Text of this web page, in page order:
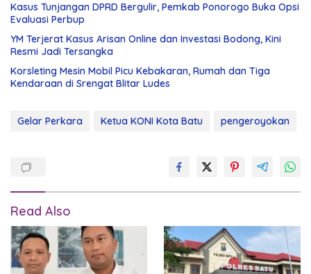
Kasus Tunjangan DPRD Bergulir, Pemkab Ponorogo Buka Opsi
Evaluasi Perbup
YM Terjerat Kasus Arisan Online dan Investasi Bodong, Kini
Resmi Jadi Tersangka
Korsleting Mesin Mobil Picu Kebakaran, Rumah dan Tiga
Kendaraan di Srengat Blitar Ludes
Gelar Perkara Ketua KONI Kota Batu pengeroyokan
Read Also